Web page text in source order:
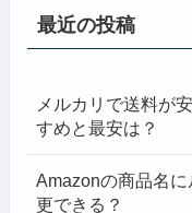
最近の投稿
メルカリで送料が
すめと最安は？
Amazonの商品名
更できる？